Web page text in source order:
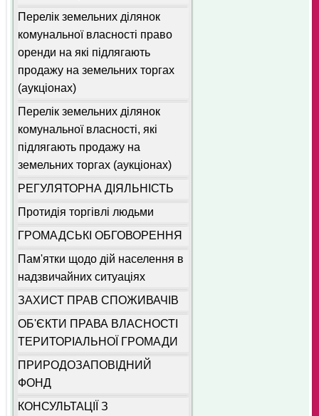
Перелік земельних ділянок
комунальної власності право
оренди на які підлягають
продажу на земельних торгах
(аукціонах)
Перелік земельних ділянок
комунальної власності, які
підлягають продажу на
земельних торгах (аукціонах)
РЕГУЛЯТОРНА ДІЯЛЬНІСТЬ
Протидія торгівлі людьми
ГРОМАДСЬКІ ОБГОВОРЕННЯ
Пам'ятки щодо дій населення в
надзвичайних ситуаціях
ЗАХИСТ ПРАВ СПОЖИВАЧІВ
ОБ'ЄКТИ ПРАВА ВЛАСНОСТІ
ТЕРИТОРІАЛЬНОЇ ГРОМАДИ
ПРИРОДОЗАПОВІДНИЙ
ФОНД
КОНСУЛЬТАЦІЇ З